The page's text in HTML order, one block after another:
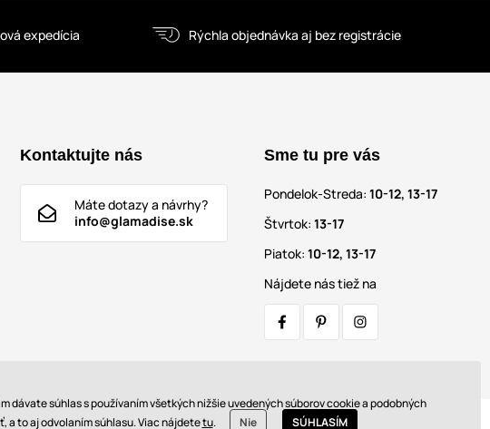
expedícia Rýchla objednávka aj bez registrácie
Kontaktujte nás
Máte dotazy a návrhy?
info@glamadise.sk
Sme tu pre vás
Pondelok-Streda:10-12, 13-17
Štvrtok:13-17
Piatok:10-12, 13-17
Nájdete nás tiež na
© 2026 www.glamadise.sk. Technicky zaisťuje
dávate súhlas s používaním všetkých nižšie uvedených súborov cookie a podobných
a to aj odvolaním súhlasu. Viac nájdetetu. Nie SÚHLASÍM